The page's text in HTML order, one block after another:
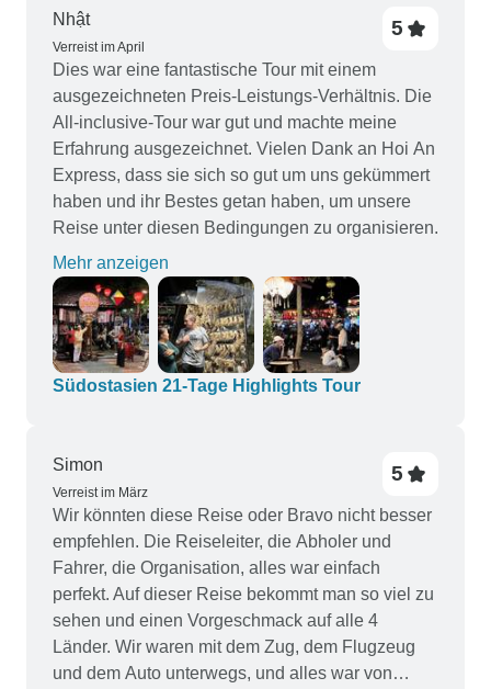
Obwohl Samarkand, Buchara und Chiwa
Kommerzialisierung (Geschäfte und
Touristenshows) manchmal zu viel. Insgesamt
eine gute Mischung aus Sehenswürdigkeiten,
Kultur und Aktivitäten mit wenig ungenutzter Zeit.
Nhật
Verreist im April
5
Dies war eine fantastische Tour mit einem
ausgezeichneten Preis-Leistungs-Verhältnis. Die
All-inclusive-Tour war gut und machte meine
Erfahrung ausgezeichnet. Vielen Dank an Hoi An
Express, dass sie sich so gut um uns gekümmert
haben und ihr Bestes getan haben, um unsere
Reise unter diesen Bedingungen zu organisieren.
Mehr anzeigen
Südostasien 21-Tage Highlights Tour
Simon
Verreist im März
5
Wir könnten diese Reise oder Bravo nicht besser
empfehlen. Die Reiseleiter, die Abholer und
Fahrer, die Organisation, alles war einfach
perfekt. Auf dieser Reise bekommt man so viel zu
sehen und einen Vorgeschmack auf alle 4
Länder. Wir waren mit dem Zug, dem Flugzeug
und dem Auto unterwegs, und alles war von